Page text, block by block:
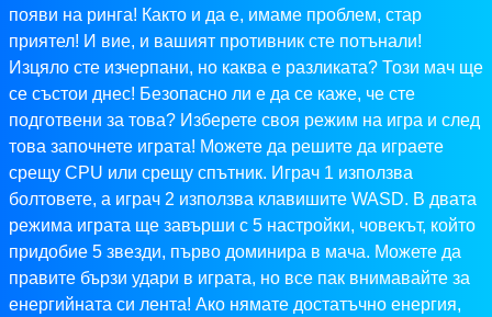
появи на ринга! Както и да е, имаме проблем, стар
приятел! И вие, и вашият противник сте потънали!
Изцяло сте изчерпани, но каква е разликата? Този мач ще
се състои днес! Безопасно ли е да се каже, че сте
подготвени за това? Изберете своя режим на игра и след
това започнете играта! Можете да решите да играете
срещу CPU или срещу спътник. Играч 1 използва
болтовете, а играч 2 използва клавишите WASD. В двата
режима играта ще завърши с 5 настройки, човекът, който
придобие 5 звезди, първо доминира в мача. Можете да
правите бързи удари в играта, но все пак внимавайте за
енергийната си лента! Ако нямате достатъчно енергия,